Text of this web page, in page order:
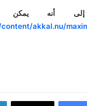
أنه يمكن
akkal.nu/